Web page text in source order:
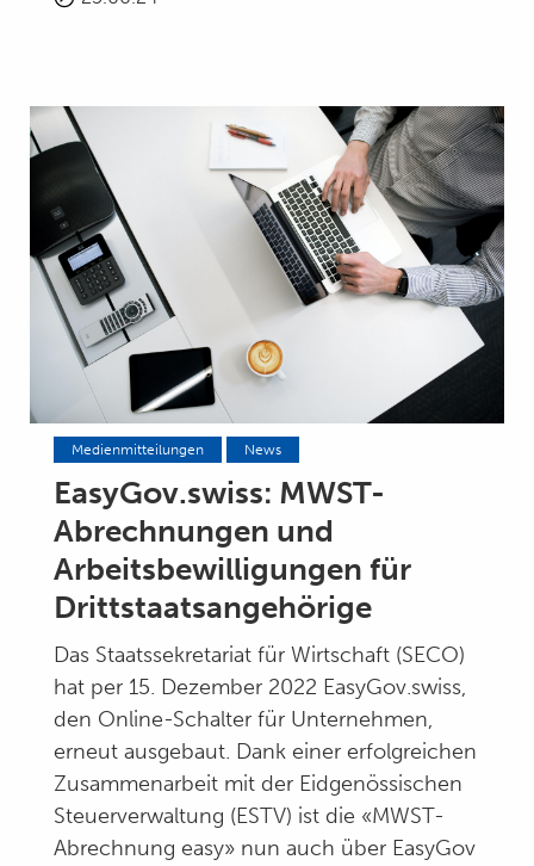
Medienmitteilungen News
EasyGov.swiss: MWST-
Abrechnungen und
Arbeitsbewilligungen für
Drittstaatsangehörige
Das Staatssekretariat für Wirtschaft (SECO)
hat per 15. Dezember 2022 EasyGov.swiss,
den Online-Schalter für Unternehmen,
erneut ausgebaut. Dank einer erfolgreichen
Zusammenarbeit mit der Eidgenössischen
Steuerverwaltung (ESTV) ist die «MWST-
Abrechnung easy» nun auch über EasyGov